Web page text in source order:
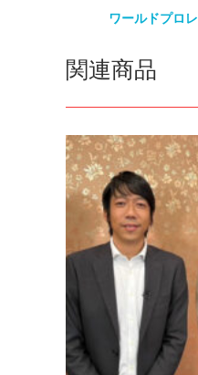
ワールドプロ
関連商品